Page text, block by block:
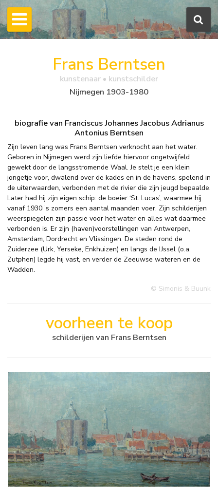
Frans Berntsen
kunstenaar • kunstschilder
Nijmegen 1903-1980
biografie van Franciscus Johannes Jacobus Adrianus
Antonius Berntsen
Zijn leven lang was Frans Berntsen verknocht aan het water.
Geboren in Nijmegen werd zijn liefde hiervoor ongetwijfeld
gewekt door de langsstromende Waal. Je stelt je een klein
jongetje voor, dwalend over de kades en in de havens, spelend in
de uiterwaarden, verbonden met de rivier die zijn jeugd bepaalde.
Later had hij zijn eigen schip: de boeier ‘St. Lucas’, waarmee hij
vanaf 1930 ’s zomers een aantal maanden voer. Zijn schilderijen
weerspiegelen zijn passie voor het water en alles wat daarmee
verbonden is. Er zijn (haven)voorstellingen van Antwerpen,
Amsterdam, Dordrecht en Vlissingen. De steden rond de
Zuiderzee (Urk, Yerseke, Enkhuizen) en langs de IJssel (o.a.
Zutphen) legde hij vast, en verder de Zeeuwse wateren en de
Wadden.
© Simonis & Buunk
voorheen te koop
schilderijen van Frans Berntsen